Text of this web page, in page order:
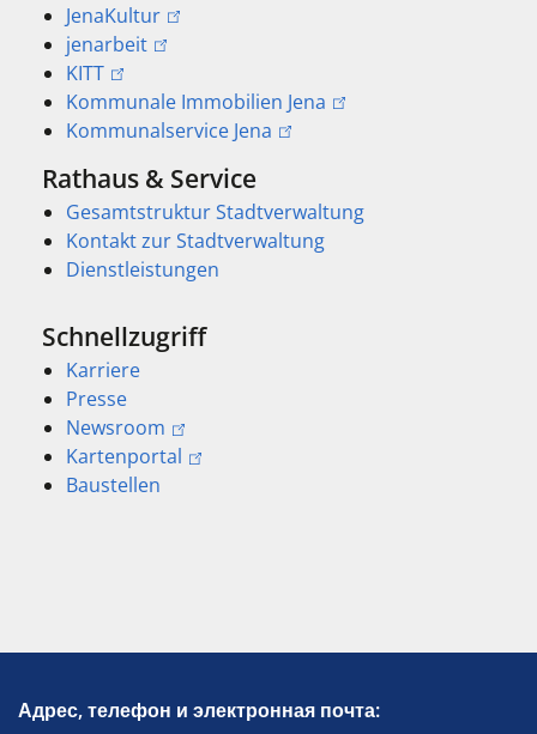
JenaKultur
jenarbeit
KITT
Kommunale Immobilien Jena
Kommunalservice Jena
Rathaus & Service
Gesamtstruktur Stadtverwaltung
Kontakt zur Stadtverwaltung
Dienstleistungen
Schnellzugriff
Karriere
Presse
Newsroom
Kartenportal
Baustellen
Адрес, телефон и электронная почта: